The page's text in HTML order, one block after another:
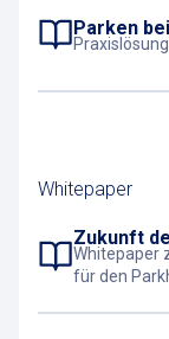
Parken
Whitepaper
Zukunft
Whitepaper
für den